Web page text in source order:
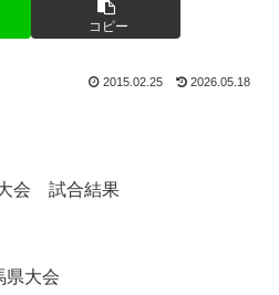
コピー
2015.02.25 2026.05.18
会 試合結果
大会